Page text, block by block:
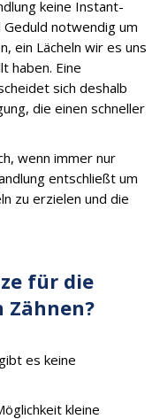
keine Instant-
notwendig um
ein Lächeln wir es uns
haben. Eine
sich deshalb
die einen schneller
wenn immer nur
entschließt um
zu erzielen und die
für die
es keine
kleine